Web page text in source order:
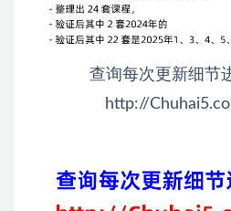
查询每次更新细节
http://